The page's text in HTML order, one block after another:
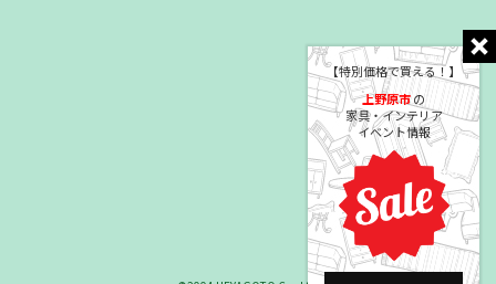
【特別価格で買える！】
上野原市の
家具・インテリア
イベント情報